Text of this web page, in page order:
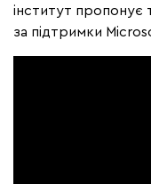
інститут пропонує
за підтримки